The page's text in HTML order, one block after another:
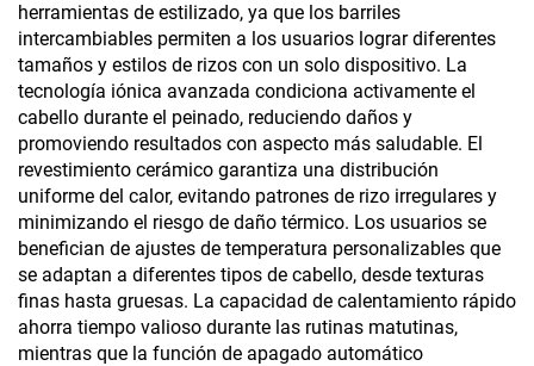
herramientas de estilizado, ya que los barriles
intercambiables permiten a los usuarios lograr diferentes
tamaños y estilos de rizos con un solo dispositivo. La
tecnología iónica avanzada condiciona activamente el
cabello durante el peinado, reduciendo daños y
promoviendo resultados con aspecto más saludable. El
revestimiento cerámico garantiza una distribución
uniforme del calor, evitando patrones de rizo irregulares y
minimizando el riesgo de daño térmico. Los usuarios se
benefician de ajustes de temperatura personalizables que
se adaptan a diferentes tipos de cabello, desde texturas
finas hasta gruesas. La capacidad de calentamiento rápido
ahorra tiempo valioso durante las rutinas matutinas,
mientras que la función de apagado automático